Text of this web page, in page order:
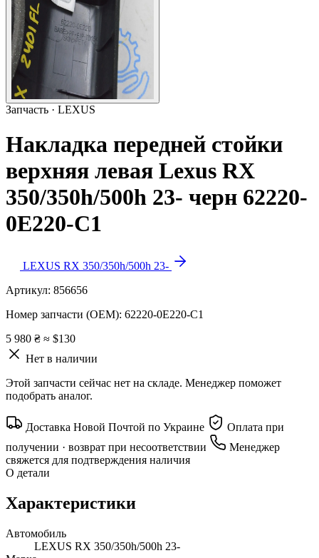
Запчасть · LEXUS
Накладка передней стойки
верхняя левая Lexus RX
350/350h/500h 23- черн 62220-
0E220-C1
LEXUS RX 350/350h/500h 23-
Артикул: 856656
Номер запчасти (OEM): 62220-0E220-C1
5 980 ₴ ≈ $130
Нет в наличии
Этой запчасти сейчас нет на складе. Менеджер поможет
подобрать аналог.
Доставка Новой Почтой по Украине
Оплата при
получении · возврат при несоответствии
Менеджер
свяжется для подтверждения наличия
О детали
Характеристики
Автомобиль
LEXUS RX 350/350h/500h 23-